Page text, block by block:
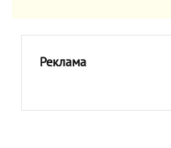
Реклама